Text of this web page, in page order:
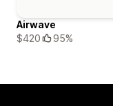
Airwave
$420
95%